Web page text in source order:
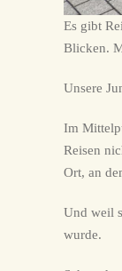
Es gibt
Blicken.
Unsere
Im
Reisen
Ort, an
Und weil
wurde.